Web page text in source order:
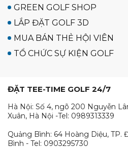
GREEN GOLF SHOP
LẮP ĐẶT GOLF 3D
MUA BÁN THẺ HỘI VIÊN
TỔ CHỨC SỰ KIỆN GOLF
ĐẶT TEE-TIME GOLF 24/7
Hà Nội: Số 4, ngõ 200 Nguyễn
Xuân, Hà Nội -Tel: 0989313339
Quảng Bình: 64 Hoàng Diệu, TP.
Bình - Tel: 0903295730